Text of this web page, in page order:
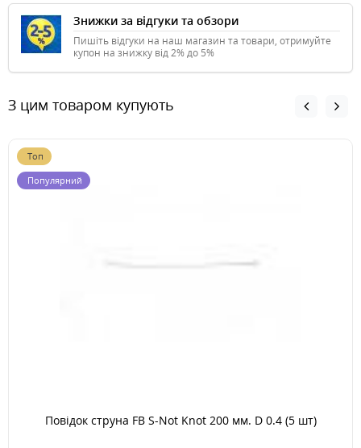
Знижки за відгуки та обзори
Пишіть відгуки на наш магазин та товари, отримуйте
купон на знижку від 2% до 5%
З цим товаром купують
Топ
Популярний
Повідок струна FB S-Not Knot 200 мм. D 0.4 (5 шт)